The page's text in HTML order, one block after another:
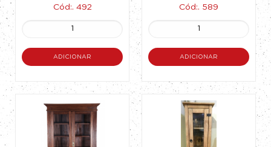
Cód:. 492
ADICIONAR
Cód:. 589
ADICIONAR